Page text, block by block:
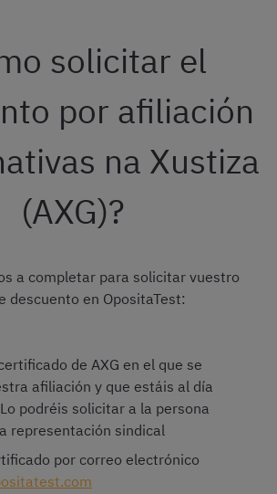
solicitar el
por afiliación
na Xustiza
(AXG)?
a completar para solicitar vuestro
descuento en OpositaTest:
de AXG en el que se
afiliación y que estáis al día
podréis solicitar a la persona
representación sindical
por correo electrónico